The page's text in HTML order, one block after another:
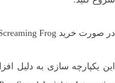
در صورت خرید Screaming Frog ، به صفحه ادغام PageSpeed Insights نیز دسترسی خواهید داشت.